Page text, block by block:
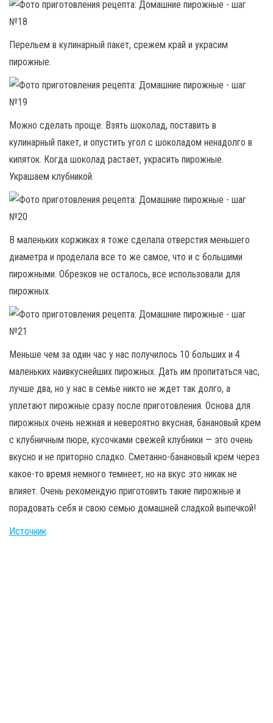
Перельем в кулинарный пакет, срежем край и украсим
пирожные.
Можно сделать проще. Взять шоколад, поставить в
кулинарный пакет, и опустить угол с шоколадом ненадолго в
кипяток. Когда шоколад растает, украсить пирожные.
Украшаем клубникой.
В маленьких коржиках я тоже сделала отверстия меньшего
диаметра и проделала все то же самое, что и с большими
пирожными. Обрезков не осталось, все использовали для
пирожных.
Меньше чем за один час у нас получилось 10 больших и 4
маленьких наивкуснейших пирожных. Дать им пропитаться час,
лучше два, но у нас в семье никто не ждет так долго, а
уплетают пирожные сразу после приготовления. Основа для
пирожных очень нежная и невероятно вкусная, банановый крем
с клубничным пюре, кусочками свежей клубники — это очень
вкусно и не приторно сладко. Сметанно-банановый крем через
какое-то время немного темнеет, но на вкус это никак не
влияет. Очень рекомендую приготовить такие пирожные и
порадовать себя и свою семью домашней сладкой выпечкой!
Источник